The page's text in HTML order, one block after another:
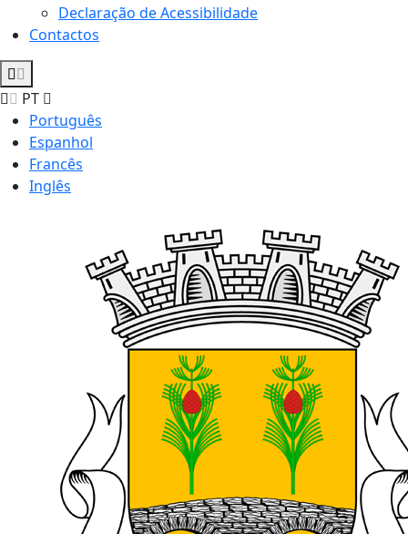
Declaração de Acessibilidade
Contactos
PT
Português
Espanhol
Francês
Inglês